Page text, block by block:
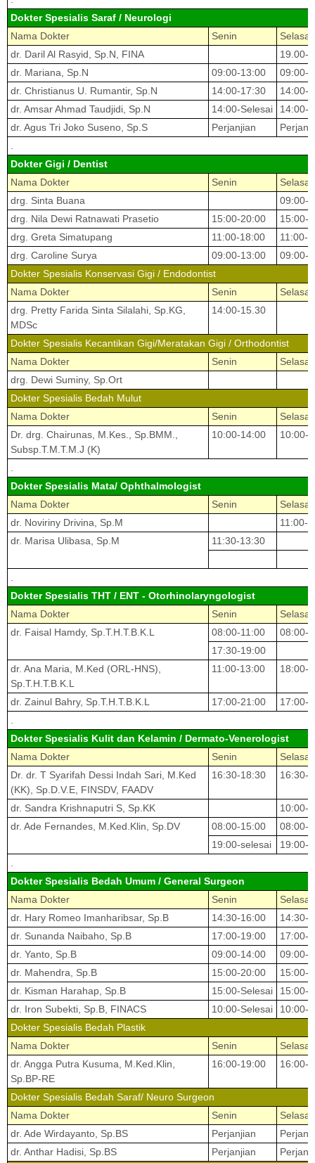
Dokter Spesialis Saraf / Neurologi
Nama Dokter
Senin
Selasa
dr. Daril Al Rasyid, Sp.N, FINA
19.00-
dr. Mariana, Sp.N
09:00-13:00
09:00-
dr. Christianus U. Rumantir, Sp.N
14:00-17:30
14:00-
dr. Amsar Ahmad Taudjidi, Sp.N
14:00-Selesai
14:00-
dr. Agus Tri Joko Suseno, Sp.S
Perjanjian
Dokter Gigi / Dentist
Nama Dokter
Senin
Selasa
drg. Sinta Buana
09:00-
drg. Nila Dewi Ratnawati Prasetio
15:00-20:00
15:00-
drg. Greta Simatupang
11:00-18:00
11:00-
drg. Caroline Surya
09:00-13:00
09:00-
Dokter Spesialis Konservasi Gigi / Endodontist
Nama Dokter
Senin
Selasa
drg. Pretty Farida Sinta Silalahi, Sp.KG,
MDSc
14:00-15.30
Dokter Spesialis Kecantikan Gigi/Meratakan Gigi / Orthodontist
Nama Dokter
Senin
Selasa
drg. Dewi Suminy, Sp.Ort
Dokter Spesialis Bedah Mulut
Nama Dokter
Senin
Selasa
Dr. drg. Chairunas, M.Kes., Sp.BMM.,
Subsp.T.M.T.M.J (K)
10:00-14:00 10:00-
Dokter Spesialis Mata/ Ophthalmologist
Nama Dokter
Senin
Selasa
dr. Noviriny Drivina, Sp.M
11:00-
dr. Marisa Ulibasa, Sp.M
11:30-13:30
Dokter Spesialis THT / ENT - Otorhinolaryngologist
Nama Dokter
Senin
Selasa
dr. Faisal Hamdy, Sp.T.H.T.B.K.L
08:00-11:00
08:00-
17:30-19:00
dr. Ana Maria, M.Ked (ORL-HNS),
Sp.T.H.T.B.K.L
11:00-13:00 18:00-
dr. Zainul Bahry, Sp.T.H.T.B.K.L 17:00-21:00
17:00-
Dokter Spesialis Kulit dan Kelamin / Dermato-Venerologist
Nama Dokter
Senin
Selasa
Dr. dr. T Syarifah Dessi Indah Sari, M.Ked
(KK), Sp.D.V.E, FINSDV, FAADV
16:30-18:30 16:30-
dr. Sandra Krishnaputri S, Sp.KK
10:00-
dr. Ade Fernandes, M.Ked.Klin, Sp.DV
08:00-15:00
08:00-
19:00-selesai
19:00-
Dokter Spesialis Bedah Umum / General Surgeon
Nama Dokter
Senin
Selasa
dr. Hary Romeo Imanharibsar, Sp.B
14:30-16:00
14:30-
dr. Sunanda Naibaho, Sp.B
17:00-19:00
17:00-
dr. Yanto, Sp.B
09:00-14:00
09:00-
dr. Mahendra, Sp.B
15:00-20:00
15:00-
dr. Kisman Harahap, Sp.B
15:00-Selesai
15:00-
dr. Iron Subekti, Sp.B, FINACS
10:00-Selesai
10:00-
Dokter Spesialis Bedah Plastik
Nama Dokter
Senin
Selasa
dr. Angga Putra Kusuma, M.Ked.Klin,
Sp.BP-RE
16:00-19:00 16:00-
Dokter Spesialis Bedah Saraf/ Neuro Surgeon
Nama Dokter
Senin
Selasa
dr. Ade Wirdayanto, Sp.BS
Perjanjian
dr. Anthar Hadisi, Sp.BS
Perjanjian